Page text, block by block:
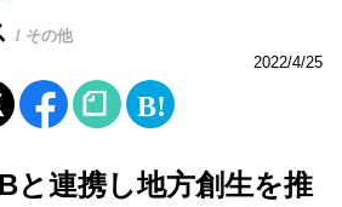
/ その他
2022/4/25
と連携し地方創生を推